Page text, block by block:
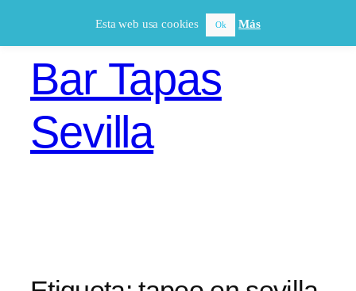
Bar Tapas
Sevilla
Esta web usa cookies Ok Más